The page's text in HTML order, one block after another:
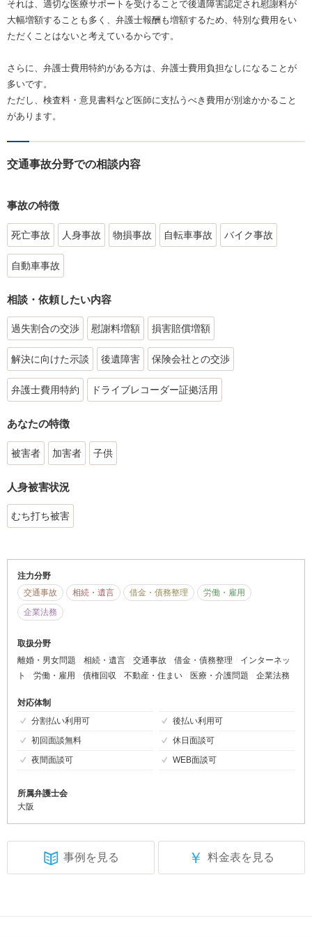
それは、適切な医療サポートを受けることで後遺障害認定され慰謝料が
大幅増額することも多く、弁護士報酬も増額するため、特別な費用をい
ただくことはないと考えているからです。
さらに、弁護士費用特約がある方は、弁護士費用負担なしになることが
多いです。
ただし、検査料・意見書料など医師に支払うべき費用が別途かかること
があります。
交通事故分野での相談内容
事故の特徴
死亡事故 人身事故 物損事故 自転車事故 バイク事故
自動車事故
相談・依頼したい内容
過失割合の交渉 慰謝料増額 損害賠償増額
解決に向けた示談 後遺障害 保険会社との交渉
弁護士費用特約 ドライブレコーダー証拠活用
あなたの特徴
被害者 加害者 子供
人身被害状況
むち打ち被害
注力分野
交通事故
相続・遺言 借金・債務整理
労働・雇用
企業法務
取扱分野
離婚・男女問題
相続・遺言 交通事故 借金・債務整理
インターネッ
ト
労働・雇用 債権回収 不動産・住まい 医療・介護問題 企業法務
対応体制
分割払い利用可
後払い利用可
初回面談無料
休日面談可
夜間面談可
WEB面談可
所属弁護士会
大阪
事例を見る ￥ 料金表を見る